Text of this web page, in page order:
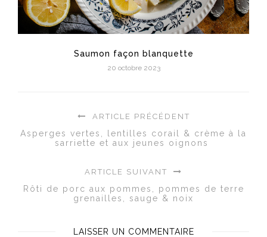
Saumon façon blanquette
20 octobre 2023
ARTICLE PRÉCÉDENT
Asperges vertes, lentilles corail & crème à la
sarriette et aux jeunes oignons
ARTICLE SUIVANT
Rôti de porc aux pommes, pommes de terre
grenailles, sauge & noix
LAISSER UN COMMENTAIRE